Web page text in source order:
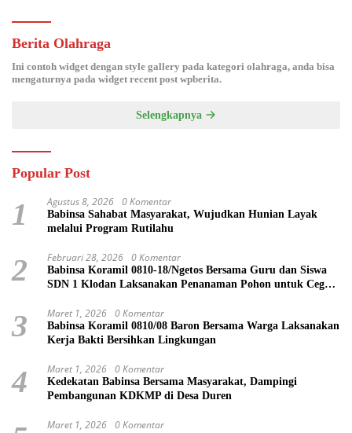
Berita Olahraga
Ini contoh widget dengan style gallery pada kategori olahraga, anda bisa
mengaturnya pada widget recent post wpberita.
Selengkapnya
Popular Post
1 Agustus 8, 2026 0 Komentar
Babinsa Sahabat Masyarakat, Wujudkan Hunian Layak
melalui Program Rutilahu
2 Februari 28, 2026 0 Komentar
Babinsa Koramil 0810-18/Ngetos Bersama Guru dan Siswa
SDN 1 Klodan Laksanakan Penanaman Pohon untuk Cegah
3 Maret 1, 2026 0 Komentar
Babinsa Koramil 0810/08 Baron Bersama Warga Laksanakan
Kerja Bakti Bersihkan Lingkungan
4 Maret 1, 2026 0 Komentar
Kedekatan Babinsa Bersama Masyarakat, Dampingi
Pembangunan KDKMP di Desa Duren
Maret 1, 2026 0 Komentar